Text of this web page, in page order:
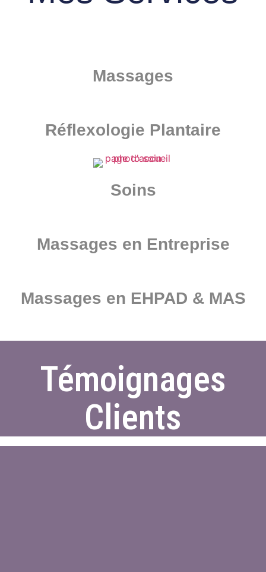
Massages
Réflexologie Plantaire
Soins
Massages en Entreprise
Massages en EHPAD & MAS
Témoignages
Clients